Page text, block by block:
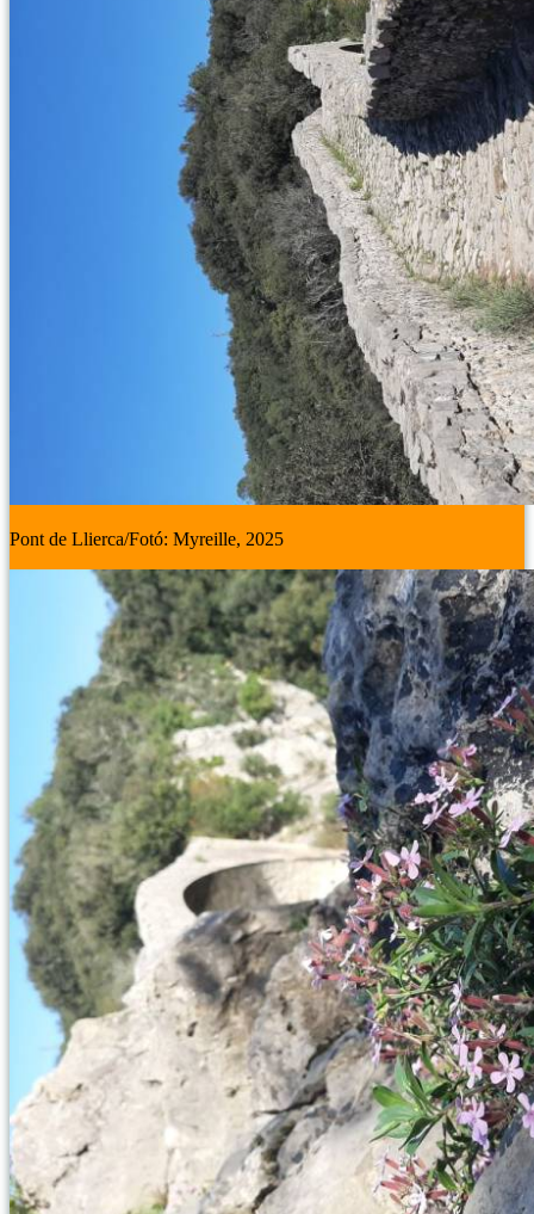
Pont de Llierca/Fotó: Myreille, 2025